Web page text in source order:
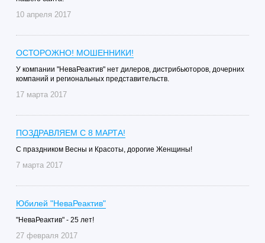
10 апреля 2017
ОСТОРОЖНО! МОШЕННИКИ!
У компании "НеваРеактив" нет дилеров, дистрибьюторов, дочерних
компаний и региональных представительств.
17 марта 2017
ПОЗДРАВЛЯЕМ С 8 МАРТА!
С праздником Весны и Красоты, дорогие Женщины!
7 марта 2017
Юбилей "НеваРеактив"
"НеваРеактив" - 25 лет!
27 февраля 2017